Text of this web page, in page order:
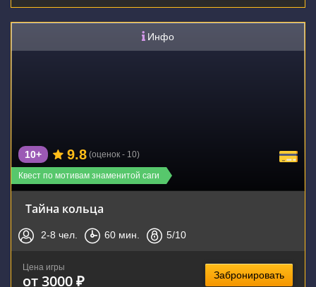
Инфо
Квест по мотивам знаменитой саги
10+ 9.8 (оценок - 10)
Тайна кольца
2-8 чел. 60 мин. 5/10
Цена игры
от 3000 ₽ Забронировать